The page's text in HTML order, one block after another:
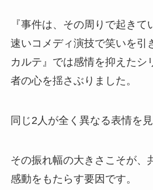
『事件は、その周りで起き
速いコメディ演技で笑いを引
カルテ』では感情を抑えたシ
者の心を揺さぶりました。
同じ2人が全く異なる表情を見
その振れ幅の大きさこそが、
感動をもたらす要因です。